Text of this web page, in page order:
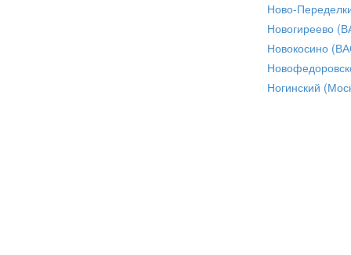
Ново-
Новогиреево
Новокосино
Ногинский